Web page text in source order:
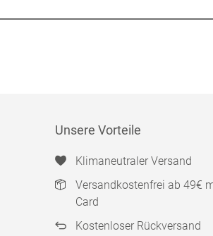
Unsere Vorteile
Klimaneutraler Versand
Versandkostenfrei ab 49€
Card
Kostenloser Rückversand